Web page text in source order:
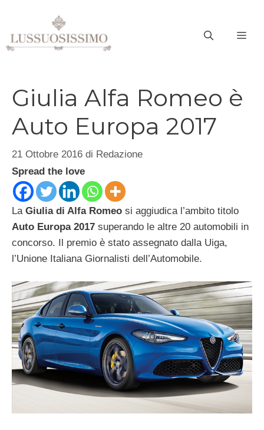
contenuto
Giulia Alfa Romeo è
Auto Europa 2017
21 Ottobre 2016 di Redazione
Spread the love
La Giulia di Alfa Romeo si aggiudica l’ambito titolo
Auto Europa 2017 superando le altre 20 automobili in
concorso. Il premio è stato assegnato dalla Uiga,
l’Unione Italiana Giornalisti dell’Automobile.